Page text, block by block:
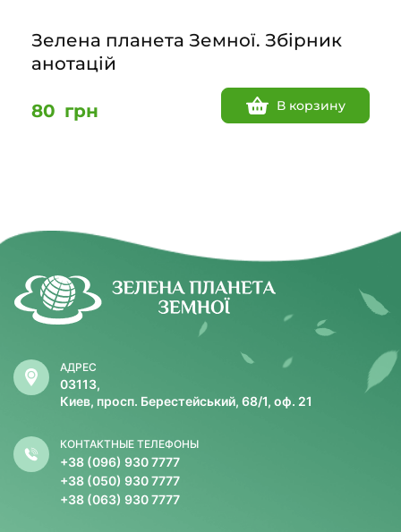
Зелена планета Земної. Збірник
анотацій
80 грн В корзину
АДРЕС
03113,
Киев, просп. Берестейський, 68/1, оф. 21
КОНТАКТНЫЕ ТЕЛЕФОНЫ
+38 (096) 930 7777
+38 (050) 930 7777
+38 (063) 930 7777